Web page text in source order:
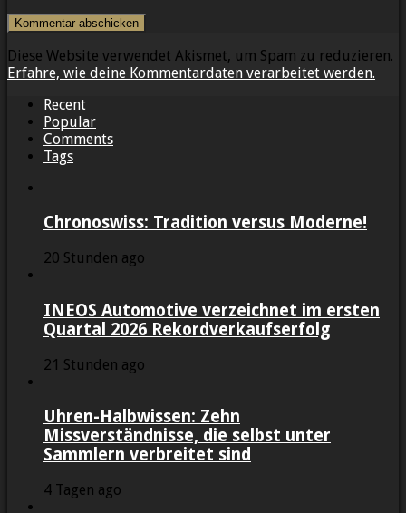
Diese Website verwendet Akismet, um Spam zu reduzieren.
Erfahre, wie deine Kommentardaten verarbeitet werden.
Recent
Popular
Comments
Tags
Chronoswiss: Tradition versus Moderne!
20 Stunden ago
INEOS Automotive verzeichnet im ersten
Quartal 2026 Rekordverkaufserfolg
21 Stunden ago
Uhren-Halbwissen: Zehn
Missverständnisse, die selbst unter
Sammlern verbreitet sind
4 Tagen ago